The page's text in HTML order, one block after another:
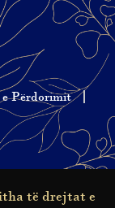
Përdorimit
të drejtat e